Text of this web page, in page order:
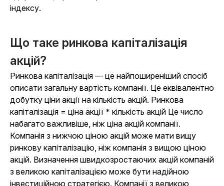
індексу.
Що таке ринкова капіталізація
акцій?
Ринкова капіталізація — це найпоширеніший спосіб
описати загальну вартість компанії. Це еквівалентно
добутку ціни акції на кількість акцій. Ринкова
капіталізація = ціна акції * кількість акцій Це число
набагато важливіше, ніж ціна акцій компанії.
Компанія з нижчою ціною акцій може мати вищу
ринкову капіталізацію, ніж компанія з вищою ціною
акцій. Визначення швидкозростаючих акцій компаній
з великою капіталізацією може бути надійною
інвестиційною стратегією. Компанії з великою